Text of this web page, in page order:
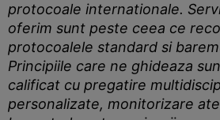
protocoale internationale.
oferim sunt peste ceea ce
protocoalele standard si
Principiile care ne ghideaza
calificat cu pregatire
personalizate, monitorizare